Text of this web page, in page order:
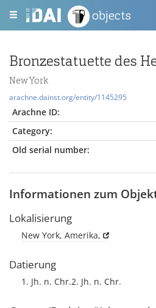
objects
Bronzestatuette des
New York
arachne.dainst.org/entity/1145295
Arachne ID:
Category:
Old serial number:
Informationen zum
Lokalisierung
New York, Amerika,
Datierung
1. Jh. n. Chr.2. Jh. n. Chr.